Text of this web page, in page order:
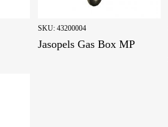
SKU: 43200004
Jasopels Gas Box MP